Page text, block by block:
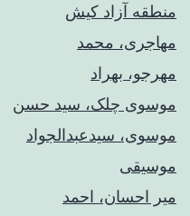
منطقه آزاد کیش
مهاجری، محمد
مهرجو، بهراد
موسوی چلک، سید حسن
موسوی، سیدعبدالجواد
موسیقی
میر احسان، احمد